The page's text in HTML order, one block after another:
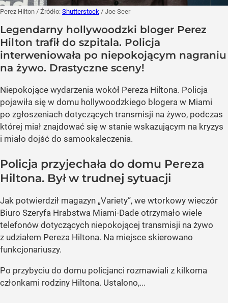
Perez Hilton / Źródło: Shutterstock / Joe Seer
Legendarny hollywoodzki bloger Perez
Hilton trafił do szpitala. Policja
interweniowała po niepokojącym nagraniu
na żywo. Drastyczne sceny!
Niepokojące wydarzenia wokół Pereza Hiltona. Policja
pojawiła się w domu hollywoodzkiego blogera w Miami
po zgłoszeniach dotyczących transmisji na żywo, podczas
której miał znajdować się w stanie wskazującym na kryzys
i miało dojść do samookaleczenia.
Policja przyjechała do domu Pereza
Hiltona. Był w trudnej sytuacji
Jak potwierdził magazyn „Variety”, we wtorkowy wieczór
Biuro Szeryfa Hrabstwa Miami-Dade otrzymało wiele
telefonów dotyczących niepokojącej transmisji na żywo
z udziałem Pereza Hiltona. Na miejsce skierowano
funkcjonariuszy.
Po przybyciu do domu policjanci rozmawiali z kilkoma
członkami rodziny Hiltona. Ustalono,...